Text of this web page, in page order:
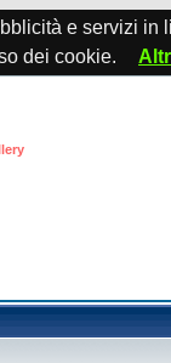
e servizi in
dei cookie.